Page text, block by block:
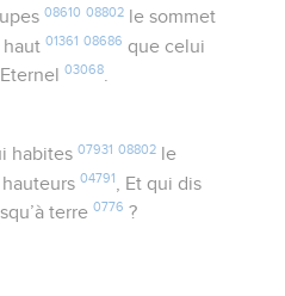
08610 08802 le sommet
haut01361 08686 que celui
03068.
habites 07931 08802le
hauteurs04791 , Et qui dis
terre0776 ?